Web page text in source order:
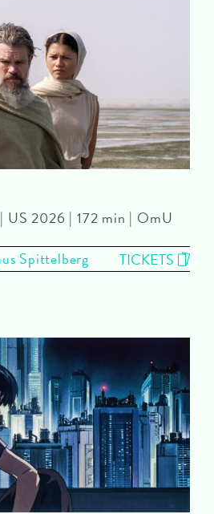
US 2026 | 172 min | OmU
Spittelberg TICKETS